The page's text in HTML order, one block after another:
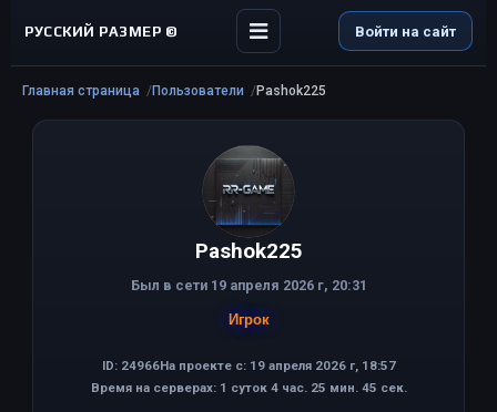
РУССКИЙ РАЗМЕР © Войти на сайт
Главная страница Пользователи Pashok225
Pashok225
Был в сети 19 апреля 2026 г, 20:31
Игрок
ID: 24966На проекте с: 19 апреля 2026 г, 18:57
Время на серверах: 1 суток 4 час. 25 мин. 45 сек.